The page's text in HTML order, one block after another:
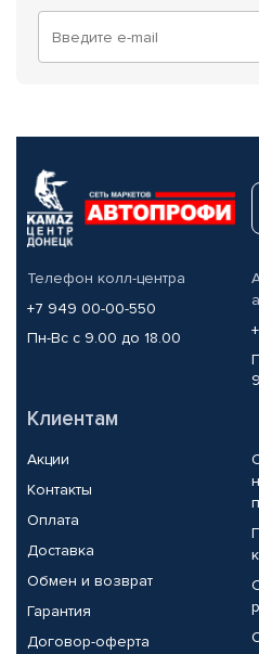
Телефон колл-центра
+7 949 00-00-550
Пн-Вс с 9.00 до 18.00
Клиентам
Акции
Контакты
Оплата
Доставка
Обмен и возврат
Гарантия
Договор-оферта